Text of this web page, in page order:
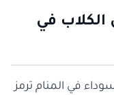
في
في المنام ترمز